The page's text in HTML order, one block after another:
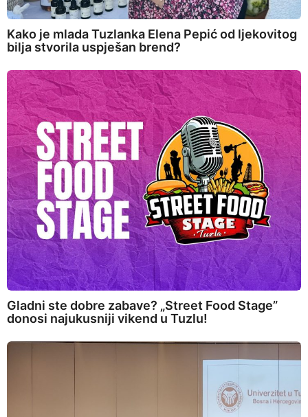
Kako je mlada Tuzlanka Elena Pepić od ljekovitog
bilja stvorila uspješan brend?
Gladni ste dobre zabave? „Street Food Stage”
donosi najukusniji vikend u Tuzlu!